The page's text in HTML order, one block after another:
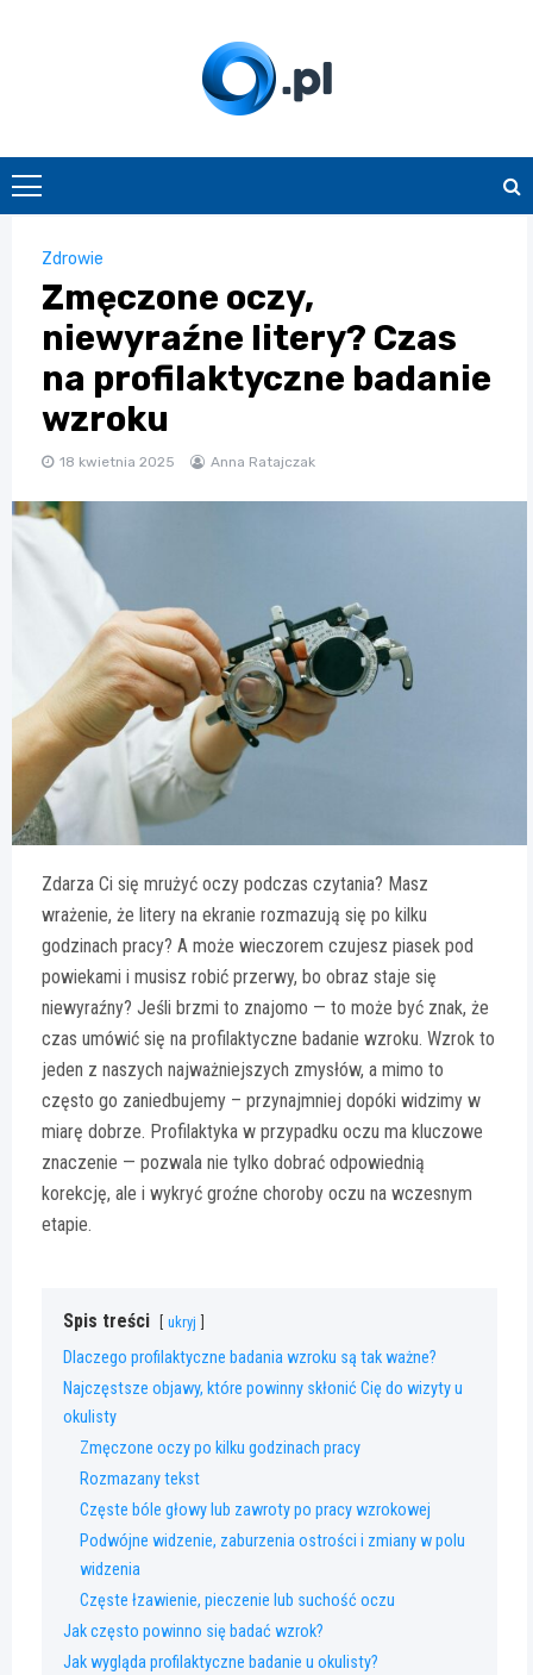
O.pl
Zdrowie
Zmęczone oczy,
niewyraźne litery? Czas
na profilaktyczne badanie
wzroku
18 kwietnia 2025 Anna Ratajczak
Zdarza Ci się mrużyć oczy podczas czytania? Masz
wrażenie, że litery na ekranie rozmazują się po kilku
godzinach pracy? A może wieczorem czujesz piasek pod
powiekami i musisz robić przerwy, bo obraz staje się
niewyraźny? Jeśli brzmi to znajomo — to może być znak, że
czas umówić się na profilaktyczne badanie wzroku. Wzrok to
jeden z naszych najważniejszych zmysłów, a mimo to
często go zaniedbujemy – przynajmniej dopóki widzimy w
miarę dobrze. Profilaktyka w przypadku oczu ma kluczowe
znaczenie — pozwala nie tylko dobrać odpowiednią
korekcję, ale i wykryć groźne choroby oczu na wczesnym
etapie.
Spis treści ukryj
Dlaczego profilaktyczne badania wzroku są tak ważne?
Najczęstsze objawy, które powinny skłonić Cię do wizyty u
okulisty
Zmęczone oczy po kilku godzinach pracy
Rozmazany tekst
Częste bóle głowy lub zawroty po pracy wzrokowej
Podwójne widzenie, zaburzenia ostrości i zmiany w polu
widzenia
Częste łzawienie, pieczenie lub suchość oczu
Jak często powinno się badać wzrok?
Jak wygląda profilaktyczne badanie u okulisty?